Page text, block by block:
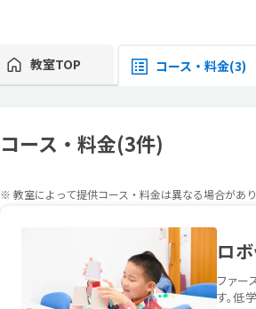
教室TOP コース・料金(3)
コース・料金(3件)
※ 教室によって提供コース・料金は異なる場合があ
ロ
ファー
す。低